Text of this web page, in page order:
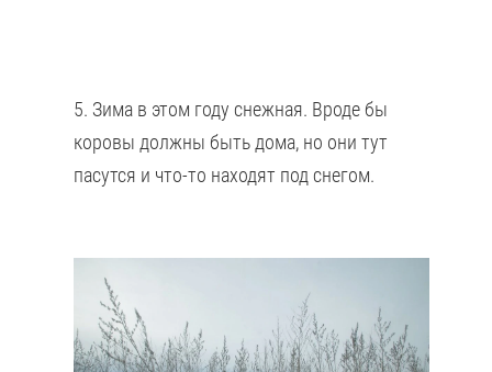
5. Зима в этом году снежная. Вроде бы
коровы должны быть дома, но они тут
пасутся и что-то находят под снегом.